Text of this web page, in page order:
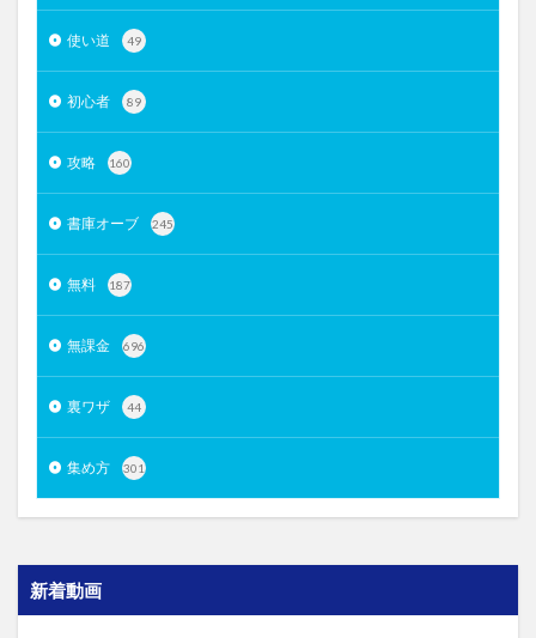
使い道 49
初心者 89
攻略 160
書庫オーブ 245
無料 187
無課金 696
裏ワザ 44
集め方 301
新着動画